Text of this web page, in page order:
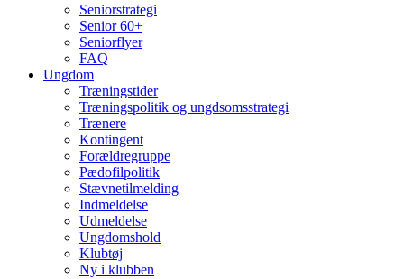
Seniorstrategi
Senior 60+
Seniorflyer
FAQ
Ungdom
Træningstider
Træningspolitik og ungdsomsstrategi
Trænere
Kontingent
Forældregruppe
Pædofilpolitik
Stævnetilmelding
Indmeldelse
Udmeldelse
Ungdomshold
Klubtøj
Ny i klubben